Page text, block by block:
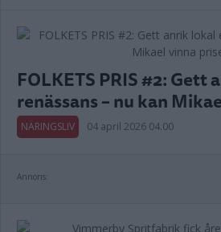
FOLKETS PRIS #2: Gett
renässans – nu kan
NÄRINGSLIV 04 april 2026 04.00
Annons: